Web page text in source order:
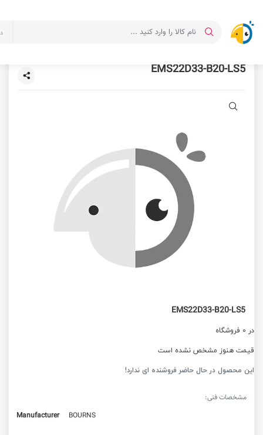
EMS22D33-B20-LS5
EMS22D33-B20-LS5
در 0 فروشگاه
قیمت هنوز مشخص نشده است
این محصول در حال حاضر فروشنده ای ندارد!
مشخصات فنی:
Manufacturer
BOURNS